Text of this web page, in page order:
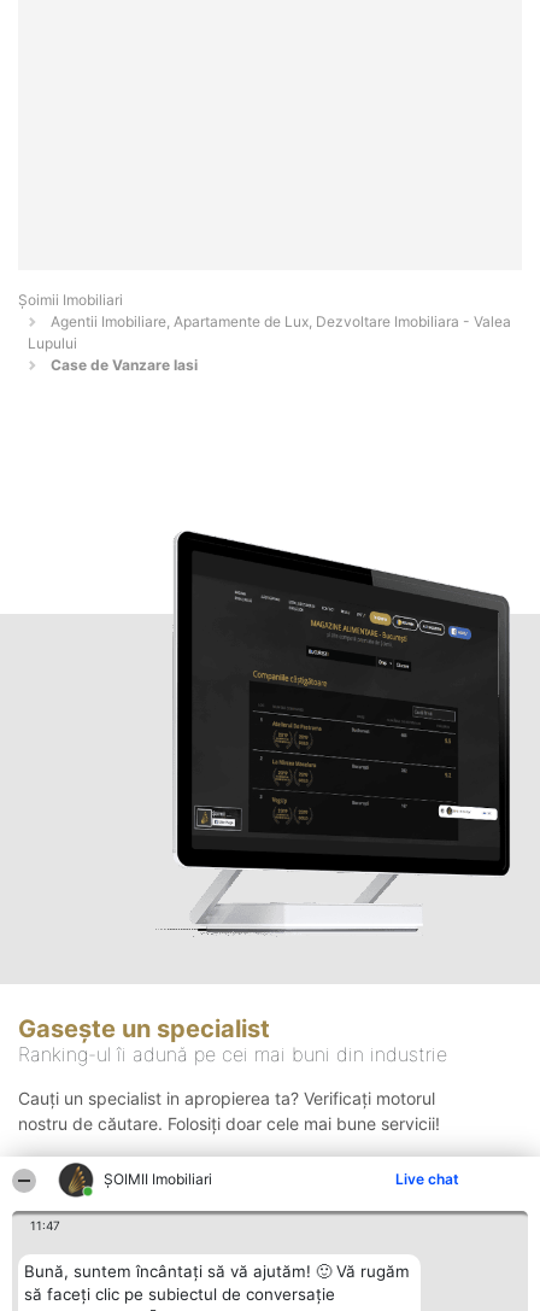
ȘOIMII Imobiliari Live chat
11:47
Bună, suntem încântați să vă ajutăm! 🙂 Vă rugăm
să faceți clic pe subiectul de conversație
Șoimii Imobiliari
Agentii Imobiliare, Apartamente de Lux, Dezvoltare Imobiliara - Valea
Lupului
Case de Vanzare Iasi
Gasește un specialist
Ranking-ul îi adună pe cei mai buni din industrie
Cauți un specialist in apropierea ta? Verificați motorul
nostru de căutare. Folosiți doar cele mai bune servicii!